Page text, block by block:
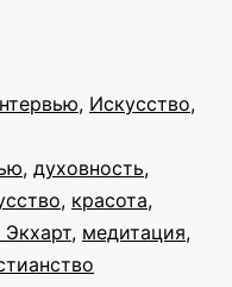
интервью
Джоном
О’Донохью
, Искусство,
, духовность,
, красота,
, медитация,